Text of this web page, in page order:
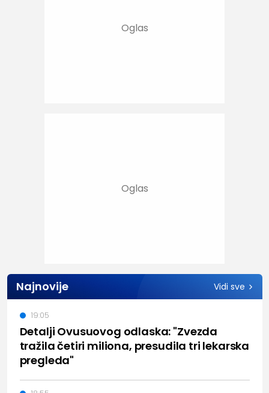
Najnovije Vidi sve
Detalji Ovusuovog odlaska: "Zvezda
tražila četiri miliona, presudila tri lekarska
pregleda"
19:05